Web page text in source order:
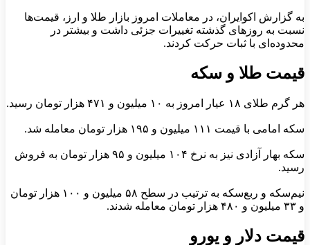
به گزارش اکوایران، در معاملات امروز بازار طلا و ارز، قیمت‌ها
نسبت به روزهای گذشته تغییرات جزئی داشت و بیشتر در
محدوده‌ای با ثبات حرکت کردند.
قیمت طلا و سکه
هر گرم طلای ۱۸ عیار امروز به ۱۰ میلیون و ۴۷۱ هزار تومان رسید.
سکه امامی با قیمت ۱۱۱ میلیون و ۱۹۵ هزار تومان معامله شد.
سکه بهار آزادی نیز به نرخ ۱۰۴ میلیون و ۹۵ هزار تومان به فروش
رسید.
نیم‌سکه و ربع‌سکه به ترتیب در سطح ۵۸ میلیون و ۱۰۰ هزار تومان
و ۳۳ میلیون و ۴۸۰ هزار تومان معامله شدند.
قیمت دلار و یورو